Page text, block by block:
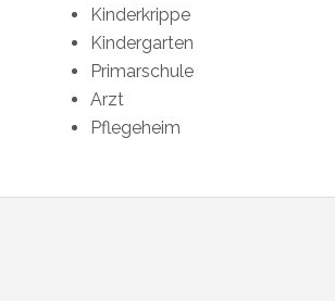
Kinderkrippe
Kindergarten
Primarschule
Arzt
Pflegeheim